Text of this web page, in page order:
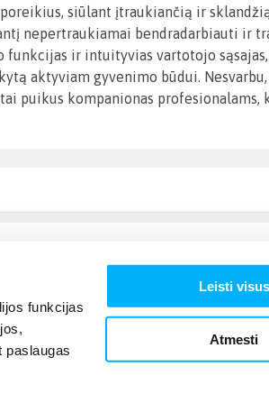
funkcijas
paslaugas
Leisti visus
Atmesti
siūlant įtraukiančią ir
nepertraukiamai bendradarbiauti ir
funkcijas ir intuityvias vartotojo
aktyviam gyvenimo būdui. Nesvarbu,
puikus kompanionas profesionalams,